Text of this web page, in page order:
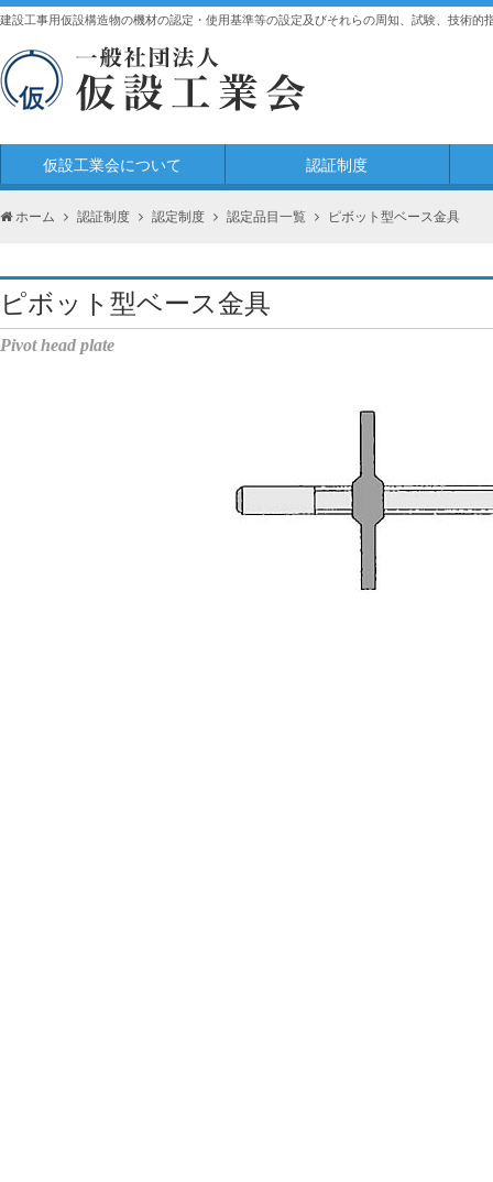
建設工事用仮設構造物の機材の認定・使用基準等の設定及びそれらの周知、試験、技術的
仮設工業会について 認証制度
ホーム 認証制度 認定制度 認定品目一覧 ピボット型ベース金具
ピボット型ベース金具
Pivot head plate